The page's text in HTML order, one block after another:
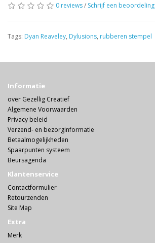
0 reviews/ Schrijf een beoordeling
Tags: Dyan Reaveley, Dylusions, rubberen stempel
Informatie
over Gezellig Creatief
Algemene Voorwaarden
Privacy beleid
Verzend- en bezorginformatie
Betaalmogelijkheden
Spaarpunten systeem
Beursagenda
Klantenservice
Contactformulier
Retourzenden
Site Map
Extra
Merk